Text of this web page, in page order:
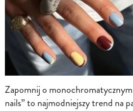
Zapomnij o
nails” to najmodniejszy trend na